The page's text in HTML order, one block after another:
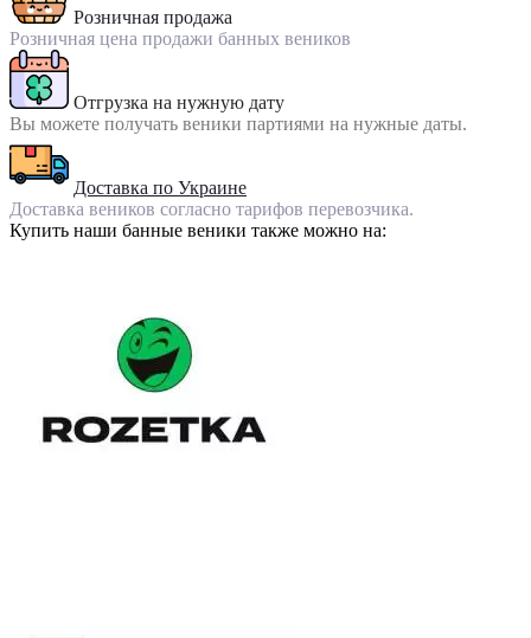
Розничная продажа
Розничная цена продажи банных веников
Отгрузка на нужную дату
Вы можете получать веники партиями на нужные даты.
Доставка по Украине
Доставка веников согласно тарифов перевозчика.
Купить наши банные веники также можно на: